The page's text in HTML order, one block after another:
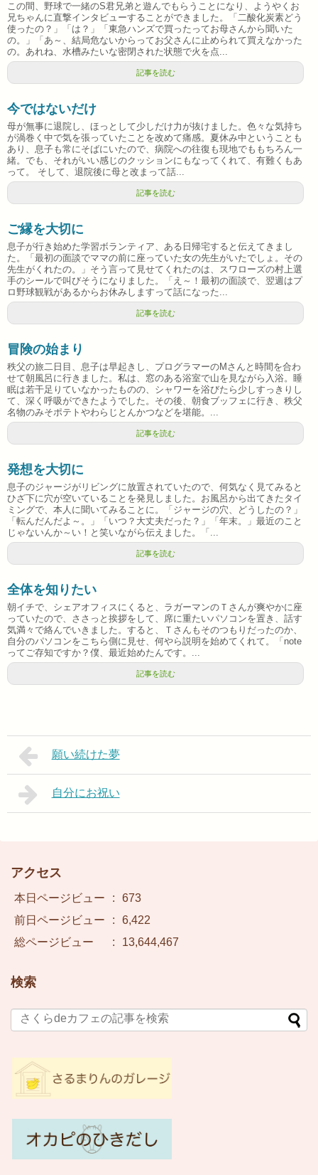
この間、野球で一緒のS君兄弟と遊んでもらうことになり、ようやくお
兄ちゃんに直撃インタビューすることができました。「二酸化炭素どう
使ったの？」「は？」「東急ハンズで買ったってお母さんから聞いた
の。」「あ～、結局危ないからってお父さんに止められて買えなかった
の。あれね、水槽みたいな密閉された状態で火を点...
記事を読む
今ではないだけ
母が無事に退院し、ほっとして少しだけ力が抜けました。色々な気持ち
が渦巻く中で気を張っていたことを改めて痛感。夏休み中ということも
あり、息子も常にそばにいたので、病院への往復も現地でももちろん一
緒。でも、それがいい感じのクッションにもなってくれて、有難くもあ
って。 そして、退院後に母と改まって話...
記事を読む
ご縁を大切に
息子が行き始めた学習ボランティア、ある日帰宅すると伝えてきまし
た。「最初の面談でママの前に座っていた女の先生がいたでしょ。その
先生がくれたの。」そう言って見せてくれたのは、スワローズの村上選
手のシールで叫びそうになりました。「え～！最初の面談で、翌週はプ
ロ野球観戦があるからお休みしますって話になった...
記事を読む
冒険の始まり
秩父の旅二日目、息子は早起きし、プログラマーのMさんと時間を合わ
せて朝風呂に行きました。私は、窓のある浴室で山を見ながら入浴。睡
眠は若干足りていなかったものの、シャワーを浴びたら少しすっきりし
て、深く呼吸ができたようでした。その後、朝食ブッフェに行き、秩父
名物のみそポテトやわらじとんかつなどを堪能。...
記事を読む
発想を大切に
息子のジャージがリビングに放置されていたので、何気なく見てみると
ひざ下に穴が空いていることを発見しました。お風呂から出てきたタイ
ミングで、本人に聞いてみることに。「ジャージの穴、どうしたの？」
「転んだんだよ～。」「いつ？大丈夫だった？」「年末。」最近のこと
じゃないんか～い！と笑いながら伝えました。「...
記事を読む
全体を知りたい
朝イチで、シェアオフィスにくると、ラガーマンのＴさんが爽やかに座
っていたので、ささっと挨拶をして、席に重たいパソコンを置き、話す
気満々で絡んでいきました。すると、Ｔさんもそのつもりだったのか、
自分のパソコンをこちら側に見せ、何やら説明を始めてくれて。「note
ってご存知ですか？僕、最近始めたんです。...
記事を読む
願い続けた夢
自分にお祝い
アクセス
本日ページビュー :
673
前日ページビュー
:
6,422
総ページビュー
: 13,644,467
検索